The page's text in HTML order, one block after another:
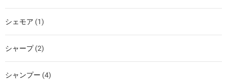
シェモア (1)
シャープ(2)
シャンプー (4)